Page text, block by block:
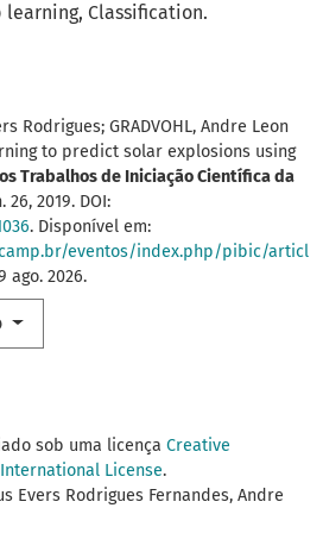
learning Classification.
Rodrigues; GRADVOHL, Andre Leon
to predict solar explosions using
Trabalhos de Iniciação Científica da
26, 2019. DOI:
. Disponível em:
eventos/index.php/pibic/articl
ago. 2026.
sob uma licença Creative
License.
Evers Rodrigues Fernandes, Andre